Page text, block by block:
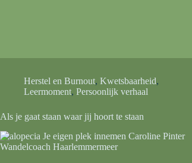
Herstel en Burnout,Kwetsbaarheid,
Leermoment,Persoonlijk verhaal
Als je gaat staan waar jij hoort te staan